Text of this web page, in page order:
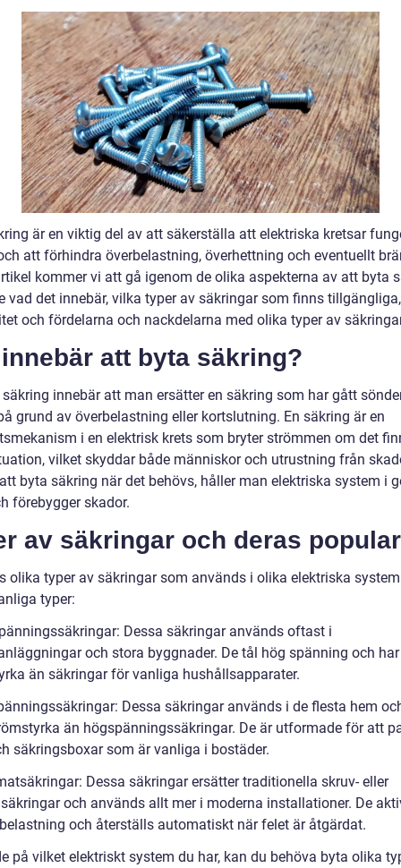
är en viktig del av att säkerställa att elektriska kretsar
att förhindra överbelastning, överhettning och eventuellt
kommer vi att gå igenom de olika aspekterna av att byta
vad det innebär, vilka typer av säkringar som finns
och fördelarna och nackdelarna med olika typer av
att byta säkring?
innebär att man ersätter en säkring som har gått
grund av överbelastning eller kortslutning. En säkring är en
i en elektrisk krets som bryter strömmen om det
vilket skyddar både människor och utrustning från
byta säkring när det behövs, håller man elektriska system i
förebygger skador.
av säkringar och deras
olika typer av säkringar som används i olika elektriska
typer:
Dessa säkringar används oftast i
och stora byggnader. De tål hög spänning och
än säkringar för vanliga hushållsapparater.
Dessa säkringar används i de flesta hem
än högspänningssäkringar. De är utformade för att
säkringsboxar som är vanliga i bostäder.
Dessa säkringar ersätter traditionella skruv- eller
och används allt mer i moderna installationer. De
och återställs automatiskt när felet är åtgärdat.
på vilket elektriskt system du har, kan du behöva byta olika